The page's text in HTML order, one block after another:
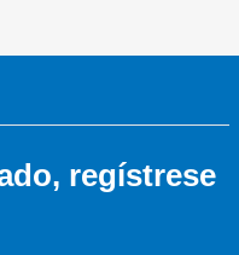
regístrese